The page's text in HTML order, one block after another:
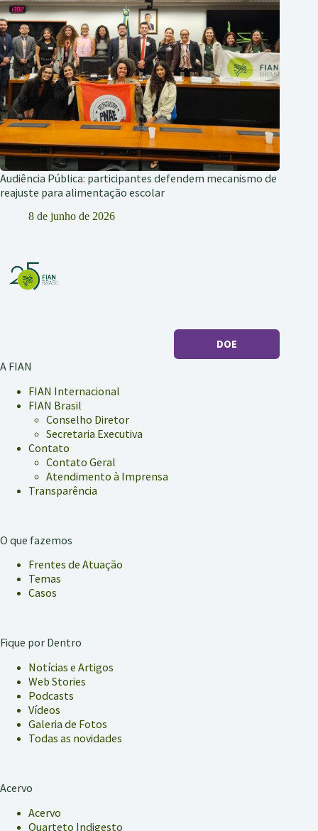
Audiência Pública: participantes defendem mecanismo de
reajuste para alimentação escolar
8 de junho de 2026
DOE
A FIAN
FIAN Internacional
FIAN Brasil
Conselho Diretor
Secretaria Executiva
Contato
Contato Geral
Atendimento à Imprensa
Transparência
O que fazemos
Frentes de Atuação
Temas
Casos
Fique por Dentro
Notícias e Artigos
Web Stories
Podcasts
Vídeos
Galeria de Fotos
Todas as novidades
Acervo
Acervo
Quarteto Indigesto